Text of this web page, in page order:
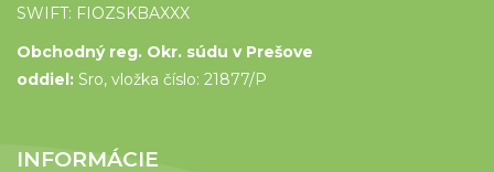
SWIFT: FIOZSKBAXXX
Obchodný reg. Okr. súdu v Prešove
oddiel: Sro, vložka číslo: 21877/P
INFORMÁCIE